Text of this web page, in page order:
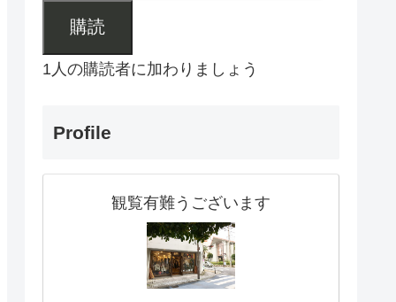
購読
1人の購読者に加わりましょう
Profile
観覧有難うございます